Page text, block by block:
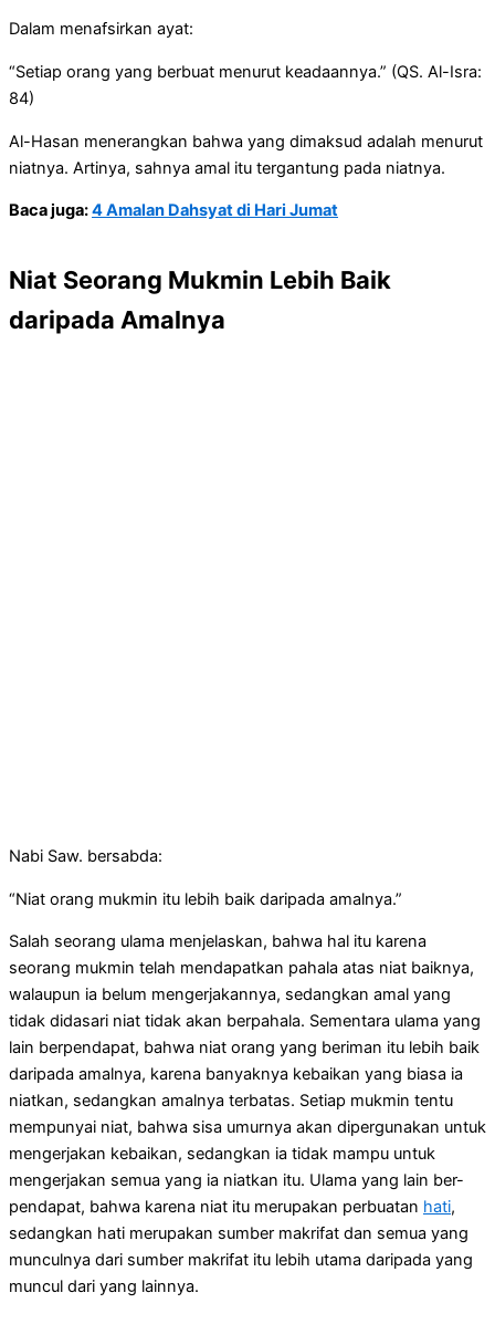
Dalam menafsirkan ayat:
“Setiap orang yang berbuat menurut keadaannya.” (QS. Al-Isra:
84)
Al-Hasan menerangkan bahwa yang dimaksud adalah menurut
niatnya. Artinya, sahnya amal itu tergantung pada niatnya.
Baca juga:4 Amalan Dahsyat di Hari Jumat
Niat Seorang Mukmin Lebih Baik
daripada Amalnya
Nabi Saw. bersabda:
“Niat orang mukmin itu lebih baik daripada amalnya.”
Salah seorang ulama menjelaskan, bahwa hal itu karena
seorang mukmin telah mendapatkan pahala atas niat baiknya,
walaupun ia belum mengerjakannya, sedangkan amal yang
tidak didasari niat tidak akan berpahala. Sementara ulama yang
lain berpendapat, bahwa niat orang yang beriman itu lebih baik
daripada amalnya, karena banyaknya kebaikan yang biasa ia
niatkan, sedangkan amalnya terbatas. Setiap mukmin tentu
mempunyai niat, bahwa sisa umurnya akan dipergunakan untuk
mengerjakan kebaikan, sedangkan ia tidak mampu untuk
mengerjakan semua yang ia niatkan itu. Ulama yang lain ber-
pendapat, bahwa karena niat itu merupakan perbuatan hati,
sedangkan hati merupakan sumber makrifat dan semua yang
munculnya dari sumber makrifat itu lebih utama daripada yang
muncul dari yang lainnya.